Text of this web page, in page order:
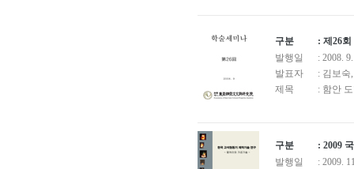
구분
: 제26
발행일
: 2008.
발표자
: 김보숙
제목
: 함안
구분
: 2009
발행일
: 2009.